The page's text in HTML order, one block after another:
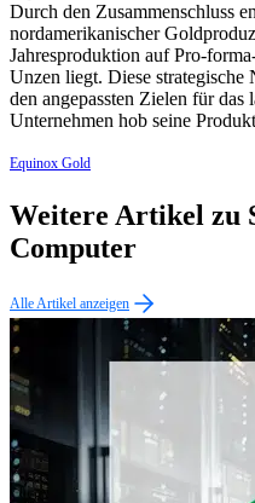
Durch den Zusammenschluss
nordamerikanischer
Jahresproduktion auf Pro-
Unzen liegt. Diese strategische
den angepassten Zielen für
Unternehmen hob seine
Equinox Gold
Weitere Artikel zu
Computer
Alle Artikel anzeigen